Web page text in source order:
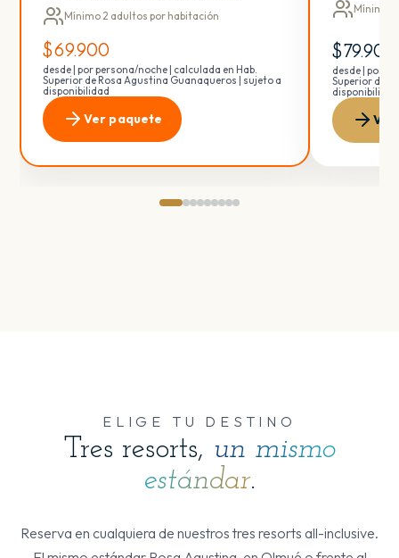
Mínimo 2 adultos por habitación
$69.900
desde | por persona/noche | calculada en Hab.
Superior de Rosa Agustina Guanaqueros | sujeto a
disponibilidad
Ver paquete
Mínimo
$79.900
desde | por
Superior de
disponibilidad
Ver
ELIGE TU DESTINO
Tres resorts, un mismo
estándar.
Reserva en cualquiera de nuestros tres resorts all-inclusive.